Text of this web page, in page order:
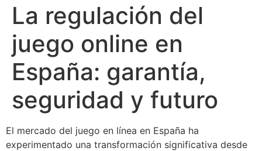
La regulación del
juego online en
España: garantía,
seguridad y futuro
El mercado del juego en línea en España ha
experimentado una transformación significativa desde